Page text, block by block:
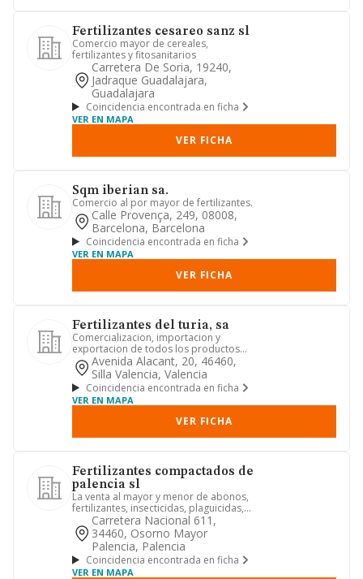
Fertilizantes cesareo sanz sl
Comercio mayor de cereales,
fertilizantes y fitosanitarios
Carretera De Soria, 19240,
Jadraque Guadalajara,
Guadalajara
Coincidencia encontrada en ficha
VER EN MAPA
VER FICHA
Sqm iberian sa.
Comercio al por mayor de fertilizantes.
Calle Provença, 249, 08008,
Barcelona, Barcelona
Coincidencia encontrada en ficha
VER EN MAPA
VER FICHA
Fertilizantes del turia, sa
Comercializacion, importacion y
exportacion de todos los productos
agricolas, asi como tambien, fer...
Avenida Alacant, 20, 46460,
Silla Valencia, Valencia
Coincidencia encontrada en ficha
VER EN MAPA
VER FICHA
Fertilizantes compactados de
palencia sl
La venta al mayor y menor de abonos,
fertilizantes, insecticidas, plaguicidas,
desinfectantes, anti...
Carretera Nacional 611,
34460, Osorno Mayor
Palencia, Palencia
Coincidencia encontrada en ficha
VER EN MAPA